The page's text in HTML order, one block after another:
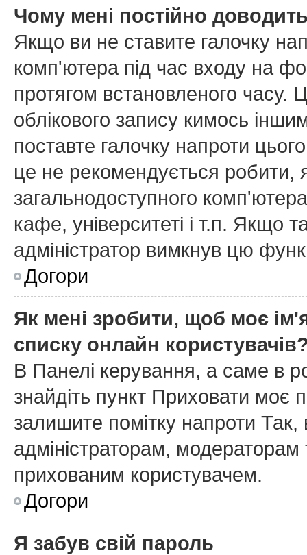
Чому мені постійно
Якщо ви не ставите галочку
комп'ютера під час входу на
протягом встановленого часу.
облікового запису кимось
поставте галочку напроти
це не рекомендується
загальнодоступного
кафе, університеті і т.п. Якщо
адміністратор вимкнув цю
Догори
Як мені зробити, щоб моє
списку онлайн
В Панелі керування, а саме в
знайдіть пункт Приховати моє
залишите помітку напроти Так,
адміністраторам,
прихованим користувачем.
Догори
Я забув свій пароль